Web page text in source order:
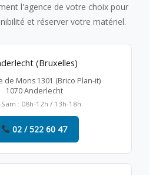
l'agence de votre choix pour
et réserver votre matériel.
(Bruxelles)
de Mons 1301 (Brico Plan-it)
1070 Anderlecht
Sam : 08h-12h / 13h-18h
02 / 522 60 47